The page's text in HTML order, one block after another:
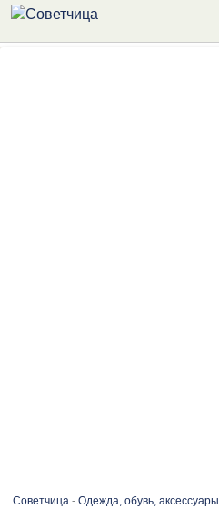
Советчица- Одежда, обувь, аксессуары